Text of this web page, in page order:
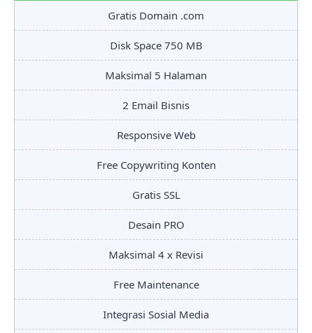
Gratis Domain .com
Disk Space 750 MB
Maksimal 5 Halaman
2 Email Bisnis
Responsive Web
Free Copywriting Konten
Gratis SSL
Desain PRO
Maksimal 4 x Revisi
Free Maintenance
Integrasi Sosial Media